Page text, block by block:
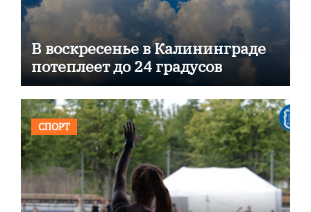
В воскресенье в Калининграде
потеплеет до 24 градусов
СПОРТ